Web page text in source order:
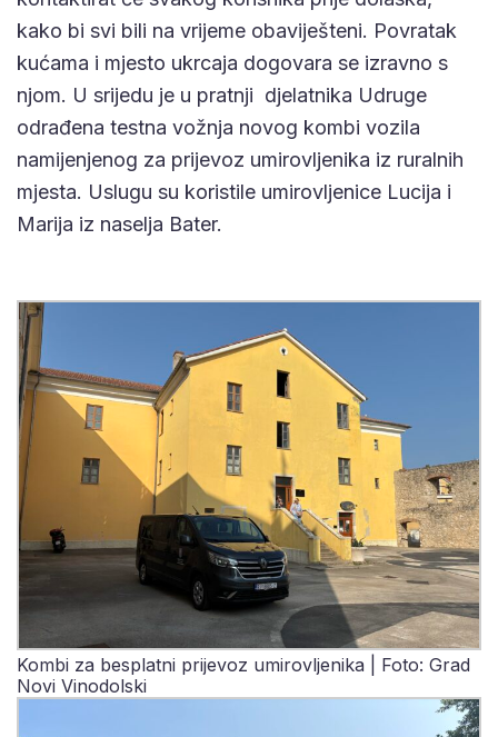
kako bi svi bili na vrijeme obaviješteni. Povratak
kućama i mjesto ukrcaja dogovara se izravno s
njom. U srijedu je u pratnji djelatnika Udruge
odrađena testna vožnja novog kombi vozila
namijenjenog za prijevoz umirovljenika iz ruralnih
mjesta. Uslugu su koristile umirovljenice Lucija i
Marija iz naselja Bater.
Kombi za besplatni prijevoz umirovljenika | Foto: Grad
Novi Vinodolski